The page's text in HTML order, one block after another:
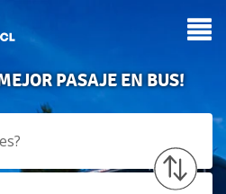
PASAJE EN BUS!